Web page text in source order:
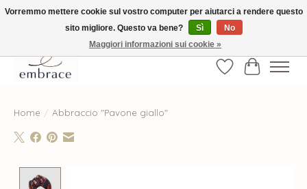
√ Versandkostenfrei ab € 40-, √ Made with Love and Happiness √Exklusiv und
nur hier im Onlineshop √high-quality & long-lasting fashion
Lista deiCarrello
Home / Abbraccio "Pavone giallo"
Vorremmo mettere cookie sul vostro computer per aiutarci a rendere questo
sito migliore. Questo va bene?
Sì
No
Maggiori informazioni sui cookie »